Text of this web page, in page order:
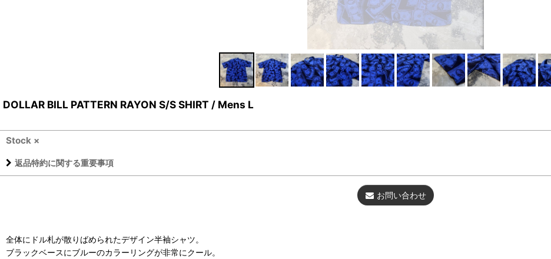
DOLLAR BILL PATTERN RAYON S/S SHIRT / Mens L
Stock ×
返品特約に関する重要事項
お問い合わせ
全体にドル札が散りばめられたデザイン半袖シャツ。
ブラックベースにブルーのカラーリングが非常にクール。